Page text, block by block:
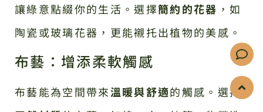
讓綠意點綴你的生活。選擇簡約的花器 ，如
陶瓷或玻璃花器，更能襯托出植物的美感。
布藝：增添柔軟觸感
布藝能為空間帶來溫暖與舒適的觸感。選擇